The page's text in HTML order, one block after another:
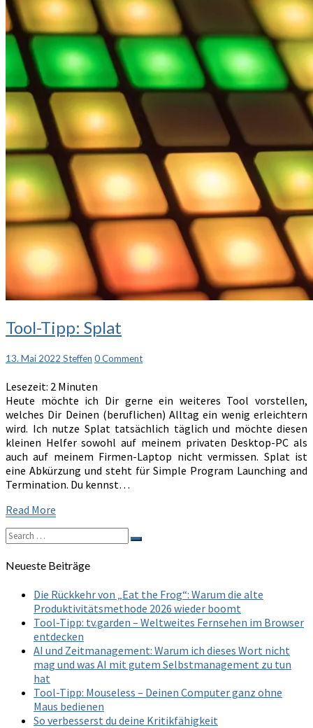
Tool-
Tipp:
Tool-Tipp: Splat
13. Mai 2022 Steffen Comments
0 Comment
Lesezeit: 2 Minuten
Heute möchte ich Dir gerne ein weiteres Tool vorstellen,
welches Dir Deinen (beruflichen) Alltag ein wenig erleichtern
wird. Ich nutze Splat tatsächlich täglich und möchte diesen
kleinen Helfer sowohl auf meinem privaten Desktop-PC als
auch auf meinem Firmen-Laptop nicht vermissen. Splat ist
eine Abkürzung und steht für Simple Program Launching and
Termination. Du kennst…
Read More
Search
for:
Search
Neueste Beiträge
Die Rückkehr von „Eat the Frog“: Warum die alte
Produktivitätsmethode 2026 wieder boomt
Tool-Tipp: tv.garden – Weltweites Fernsehen im Browser
entdecken
AI und Zeitmanagement: Warum ich dieses Wort nicht
mag und was AI mit gutem Selbstmanagement zu tun
hat
Tool-Tipp: Mouseless – Deinen Computer ganz ohne
Maus bedienen
So verbesserst du deine Kritikfähigkeit